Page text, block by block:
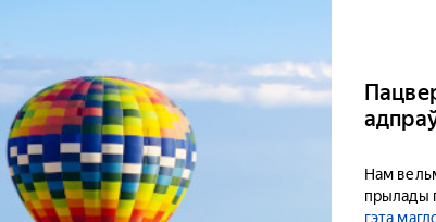
Нам
прылады
гэта